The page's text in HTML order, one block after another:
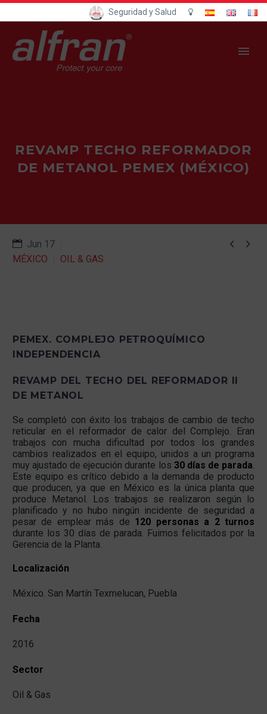
Seguridad y Salud
REVAMP TECHO REFORMADOR
DE METANOL PEMEX (MÉXICO)
 
Jun 17
MÉXICO
OIL & GAS
PEMEX. COMPLEJO PETROQUÍMICO
INDEPENDENCIA
REVAMP DEL TECHO DEL REFORMADOR II
DE METANOL
Se completó con éxito los trabajos de cambio de techo
reticular en el reformador de calor del Complejo. Eran
trabajos con mucha dificultad por todos los grandes
cambios realizados en el equipo, unidos a un programa
muy ajustado de ejecución durante los 30 días de parada.
Este equipo es crítico debido a la demanda de producto
que producen, ya que en México es la única planta que
produce Metanol. Los trabajos se realizaron según lo
planificado y no hubo ningún incidente de seguridad a
pesar de emplear más de 120 personas a 2 turnos
durante los 30 días de parada. Fuimos felicitados por la
Gerencia de la Planta.
Localización
México. San Martín Texmelucan, Puebla
Fecha
2016
Sector
Oil & Gas